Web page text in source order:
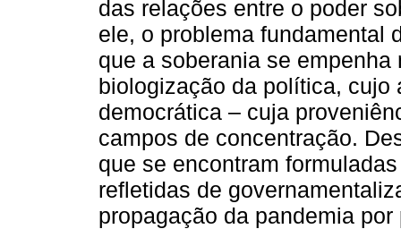
das relações entre o poder
ele, o problema fundamental
que a soberania se
biologização da política, cujo
democrática – cuja
campos de concentração.
que se encontram
refletidas de
propagação da pandemia por